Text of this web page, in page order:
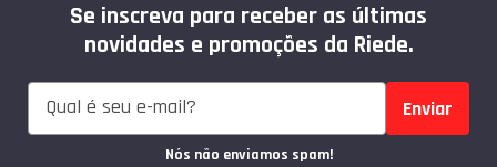
Se inscreva para receber as últimas
novidades e promoções da Riede.
Enviar
Nós não enviamos spam!